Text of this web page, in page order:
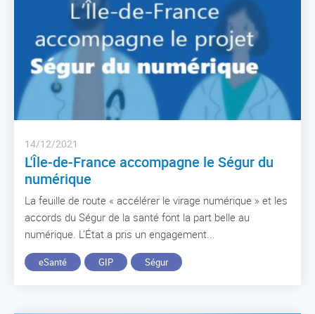
14/12/2021
L'Île-de-France accompagne le Ségur du
numérique
La feuille de route « accélérer le virage numérique » et les
accords du Ségur de la santé font la part belle au
numérique. L’État a pris un engagement...
eSanté GIP Ségur